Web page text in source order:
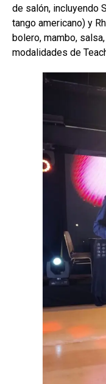
de salón, incluyendo
tango americano) y
bolero, mambo,
modalidades de